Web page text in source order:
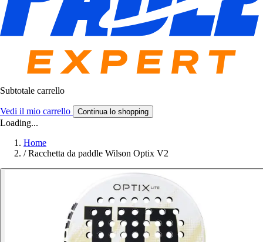
Subtotale carrello
Vedi il mio carrello Continua lo shopping
Loading...
Home
/ Racchetta da paddle Wilson Optix V2